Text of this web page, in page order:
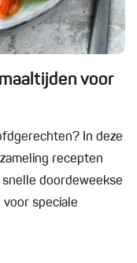
voor
In deze
recepten
snelle doordeweekse
speciale